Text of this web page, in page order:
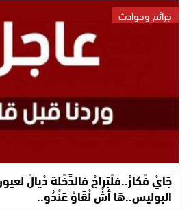
جرائم وحوادث
جَايْ فْكَارْ..فَلْبَراجْ فالدَّخْلَة دْيالْ
البوليس..هَا أشْ لْقَاوْ عَنْدُو..